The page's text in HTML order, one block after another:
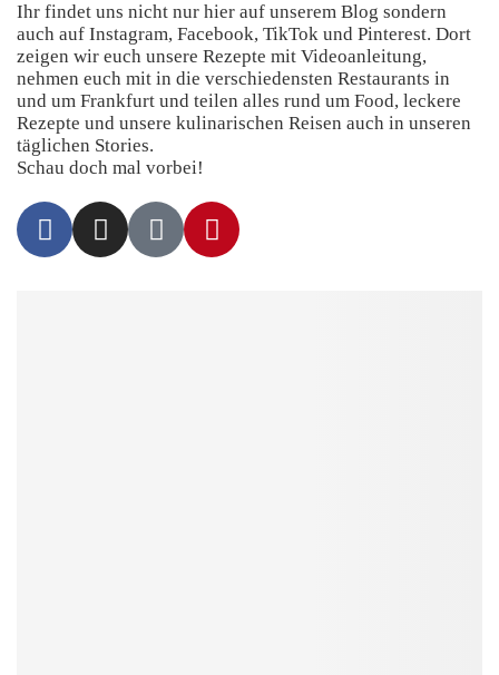
Ihr findet uns nicht nur hier auf unserem Blog sondern
auch auf Instagram, Facebook, TikTok und Pinterest. Dort
zeigen wir euch unsere Rezepte mit Videoanleitung,
nehmen euch mit in die verschiedensten Restaurants in
und um Frankfurt und teilen alles rund um Food, leckere
Rezepte und unsere kulinarischen Reisen auch in unseren
täglichen Stories.
Schau doch mal vorbei!